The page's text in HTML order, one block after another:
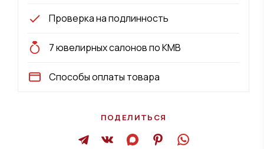
Проверка на подлинность
7 ювелирных салонов по КМВ
Способы оплаты товара
ПОДЕЛИТЬСЯ